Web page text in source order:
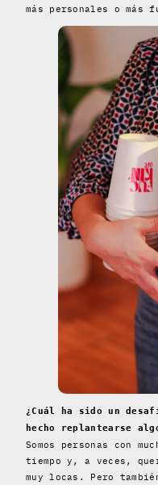
más personales o más
¿Cuál ha sido un
hecho replantearse
Somos personas con
tiempo y, a veces,
muy locas. Pero